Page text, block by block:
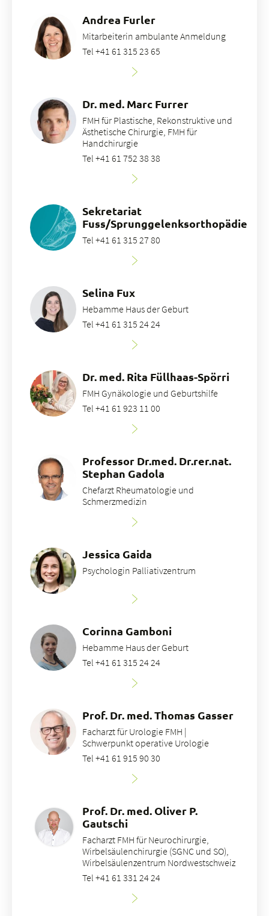
Andrea Furler
Mitarbeiterin ambulante Anmeldung
Tel +41 61 315 23 65
Dr. med. Marc Furrer
FMH für Plastische, Rekonstruktive und
Ästhetische Chirurgie, FMH für
Handchirurgie
Tel +41 61 752 38 38
Sekretariat
Fuss/Sprunggelenksorthopädie
Tel +41 61 315 27 80
Selina Fux
Hebamme Haus der Geburt
Tel +41 61 315 24 24
Dr. med. Rita Füllhaas-Spörri
FMH Gynäkologie und Geburtshilfe
Tel +41 61 923 11 00
Professor Dr.med. Dr.rer.nat.
Stephan Gadola
Chefarzt Rheumatologie und
Schmerzmedizin
Jessica Gaida
Psychologin Palliativzentrum
Corinna Gamboni
Hebamme Haus der Geburt
Tel +41 61 315 24 24
Prof. Dr. med. Thomas Gasser
Facharzt für Urologie FMH |
Schwerpunkt operative Urologie
Tel +41 61 915 90 30
Prof. Dr. med. Oliver P.
Gautschi
Facharzt FMH für Neurochirurgie,
Wirbelsäulenchirurgie (SGNC und SO),
Wirbelsäulenzentrum Nordwestschweiz
Tel +41 61 331 24 24